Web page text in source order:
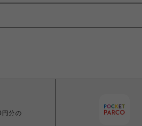
円分の